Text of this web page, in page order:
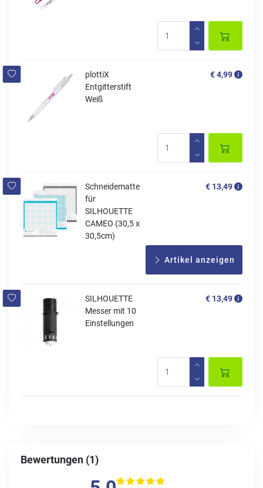
plottiX
Entgitterstift
Weiß
€ 4,99
Schneidematte
für
SILHOUETTE
CAMEO (30,5 x
30,5cm)
€ 13,49
Artikel anzeigen
SILHOUETTE
Messer mit 10
Einstellungen
€ 13,49
Bewertungen (1)